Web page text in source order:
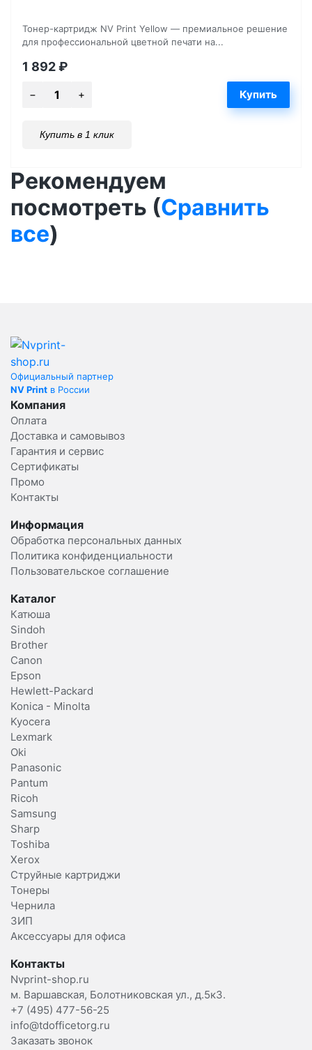
Тонер-картридж NV Print Yellow — премиальное решение
для профессиональной цветной печати на...
1 892₽
Купить в 1 клик
Рекомендуем
посмотреть (Сравнить
все)
Официальный партнер
NV Print в России
Компания
Оплата
Доставка и самовывоз
Гарантия и сервис
Сертификаты
Промо
Контакты
Информация
Обработка персональных данных
Политика конфиденциальности
Пользовательское соглашение
Каталог
Катюша
Sindoh
Brother
Canon
Epson
Hewlett-Packard
Konica - Minolta
Kyocera
Lexmark
Oki
Panasonic
Pantum
Ricoh
Samsung
Sharp
Toshiba
Xerox
Струйные картриджи
Тонеры
Чернила
ЗИП
Аксессуары для офиса
Контакты
Nvprint-shop.ru
м. Варшавская, Болотниковская ул., д.5к3.
+7 (495) 477-56-25
info@tdofficetorg.ru
Заказать звонок